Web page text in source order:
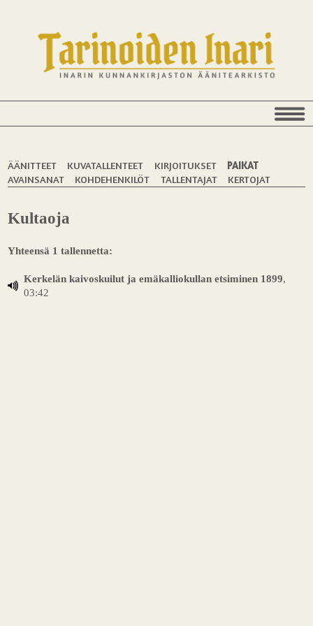
ÄÄNITTEET KUVATALLENTEET KIRJOITUKSET
PAIKAT
AVAINSANAT
KOHDEHENKILÖT TALLENTAJAT KERTOJAT
Kultaoja
Yhteensä 1 tallennetta:
Kerkelän kaivoskuilut ja emäkalliokullan etsiminen 1899,
03:42